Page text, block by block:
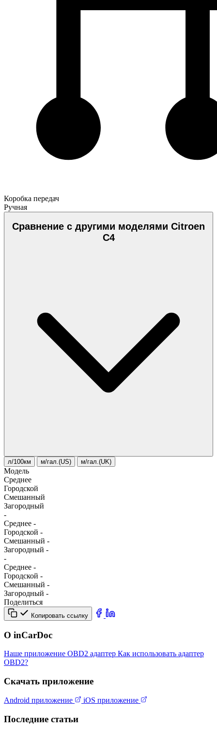
Коробка передач
Ручная
Сравнение с другими моделями Citroen
C4
л/100км м/гал.(US) м/гал.(UK)
Модель
Среднее
Городской
Смешанный
Загородный
-
Среднее -
Городской -
Смешанный -
Загородный -
-
Среднее -
Городской -
Смешанный -
Загородный -
Поделиться
Копировать ссылку
О inCarDoc
Наше приложение OBD2 адаптер Как использовать адаптер
OBD2?
Скачать приложение
Android приложение iOS приложение
Последние статьи